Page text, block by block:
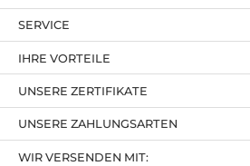
IHRE VORTEILE
UNSERE ZAHLUNGSARTEN
UNSERE ZERTIFIKATE
SERVICE
WIR VERSENDEN MIT: